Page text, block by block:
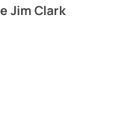
Jim Clark